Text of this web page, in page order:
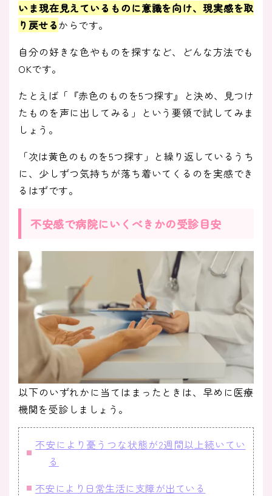
いま現在見えているものに意識を向け、現実感を取
り戻せるからです。
自分の好きな色やものを探すなど、どんな方法でも
OKです。
たとえば「『赤色のものを5つ探す』と決め、見つけ
たものを声に出してみる」という要領で試してみま
しょう。
「次は黄色のものを5つ探す」と繰り返しているうち
に、少しずつ気持ちが落ち着いてくるのを実感でき
るはずです。
不安感で病院にいくべきかの受診目安
以下のいずれかに当てはまったときは、早めに医療
機関を受診しましょう。
不安により憂うつな状態が2週間以上続いてい
る
不安により日常生活に支障が出ている